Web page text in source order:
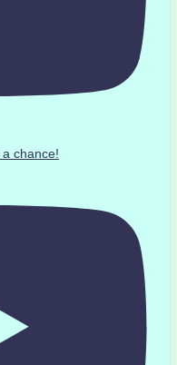
chance!